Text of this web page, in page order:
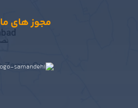
مجوز های ما